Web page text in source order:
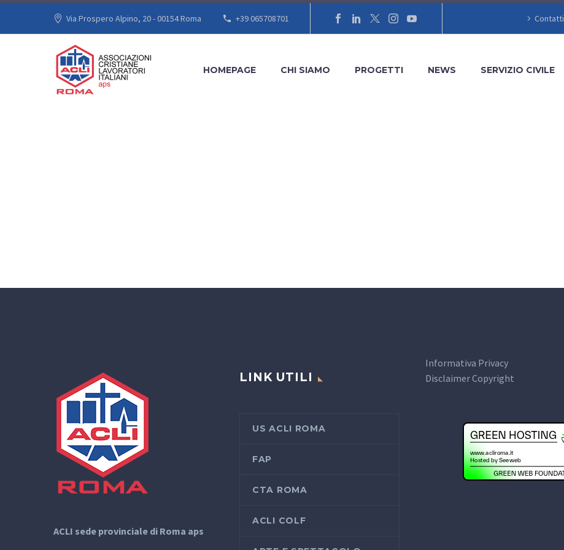
Via Prospero Alpino, 20 - 00154 Roma +39 065708701 Contatti
HOMEPAGE CHI SIAMO PROGETTI NEWS SERVIZIO CIVILE
ACLI sede provinciale di Roma aps
LINK UTILI
US ACLI ROMA
FAP
CTA ROMA
ACLI COLF
Informativa Privacy
Disclaimer Copyright